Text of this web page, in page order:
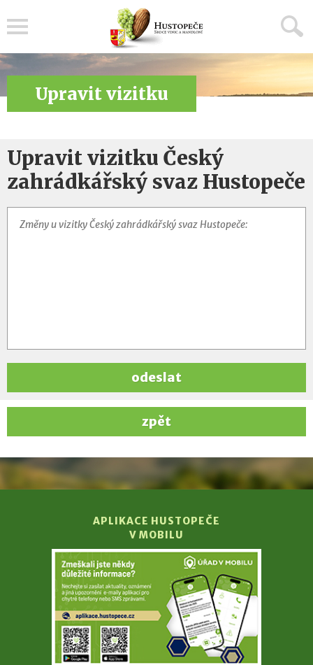
Upravit vizitku
Upravit vizitku Český
zahrádkářský svaz Hustopeče
odeslat
zpět
APLIKACE HUSTOPEČE
V MOBILU